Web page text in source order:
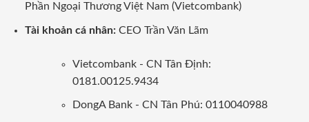
Phần Ngoại Thương Việt Nam (Vietcombank)
Tài khoản cá nhân: CEO Trần Văn Lãm
Vietcombank - CN Tân Định:
0181.00125.9434
DongA Bank - CN Tân Phú: 0110040988